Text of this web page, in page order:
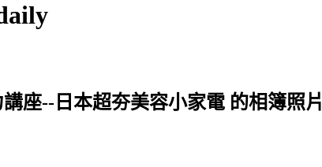
座--日本超夯美容小家電 的相簿照片